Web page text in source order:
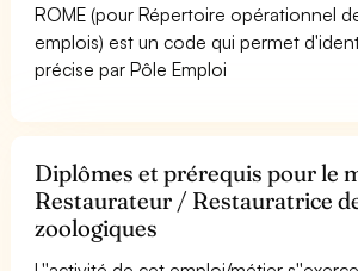
ROME (pour Répertoire opérationnel
emplois) est un code qui permet
précise par Pôle Emploi
Diplômes et prérequis pour le
Restaurateur / Restauratrice
zoologiques